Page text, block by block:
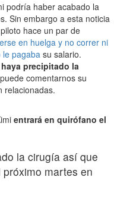
podría haber acabado la
Sin embargo a esta noticia
hace un par de
en huelga y no correr ni
le pagaba su salario.
precipitado la
comentarnos su
relacionadas.
entrará en quirófano el
la cirugía así que
martes en